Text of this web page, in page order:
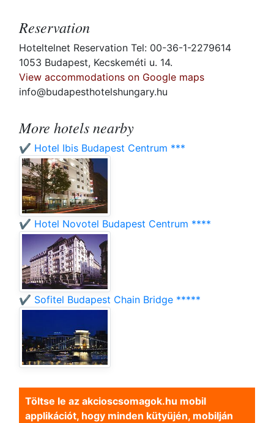
Reservation
Hoteltelnet Reservation Tel: 00-36-1-2279614
1053 Budapest, Kecskeméti u. 14.
View accommodations on Google maps
info@budapesthotelshungary.hu
More hotels nearby
✔️ Hotel Ibis Budapest Centrum ***
✔️ Hotel Novotel Budapest Centrum ****
✔️ Sofitel Budapest Chain Bridge *****
Töltse le az akcioscsomagok.hu mobil
applikációt, hogy minden kütyüjén, mobilján